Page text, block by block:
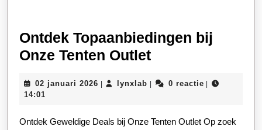
Ontdek Topaanbiedingen bij
Onze Tenten OutletOntdek
bij
Tenten
02 januari 2026 02
lynxlab lynxlab0 reactie
14:01
Ontdek Geweldige Deals bij Onze Tenten Outlet Op zoek